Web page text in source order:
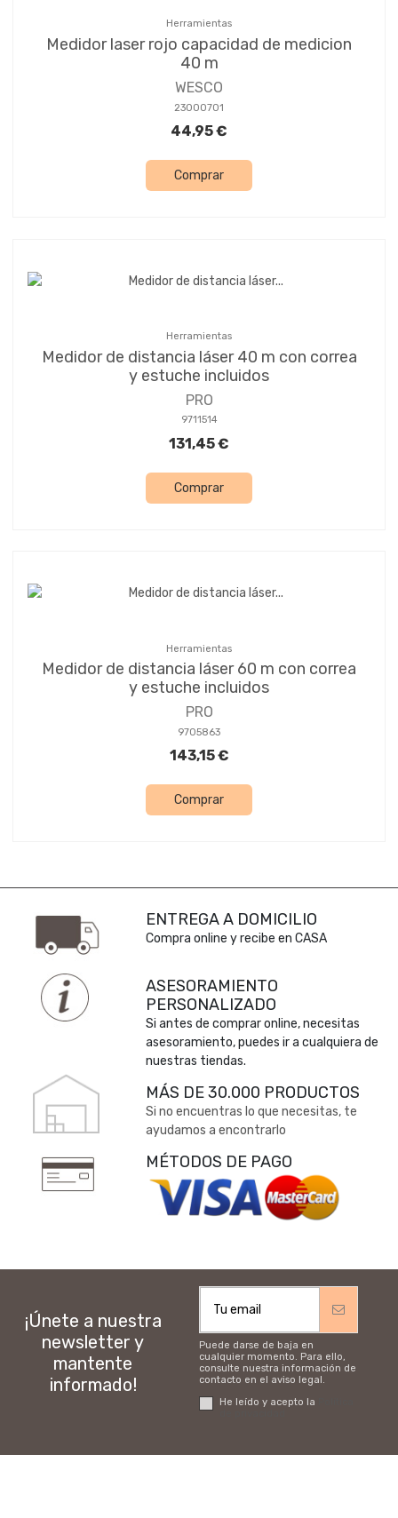
Herramientas
Medidor laser rojo capacidad de medicion
40 m
WESCO
23000701
44,95 €
Comprar
Herramientas
Medidor de distancia láser 40 m con correa
y estuche incluidos
PRO
9711514
131,45 €
Comprar
Herramientas
Medidor de distancia láser 60 m con correa
y estuche incluidos
PRO
9705863
143,15 €
Comprar
ENTREGA A DOMICILIO
Compra online y recibe en CASA
ASESORAMIENTO
PERSONALIZADO
Si antes de comprar online, necesitas
asesoramiento, puedes ir a cualquiera de
nuestras tiendas.
MÁS DE 30.000 PRODUCTOS
Si no encuentras lo que necesitas, te
ayudamos a encontrarlo
MÉTODOS DE PAGO
¡Únete a nuestra
newsletter y
mantente
informado!
Puede darse de baja en
cualquier momento. Para ello,
consulte nuestra información de
contacto en el aviso legal.
He leído y acepto la